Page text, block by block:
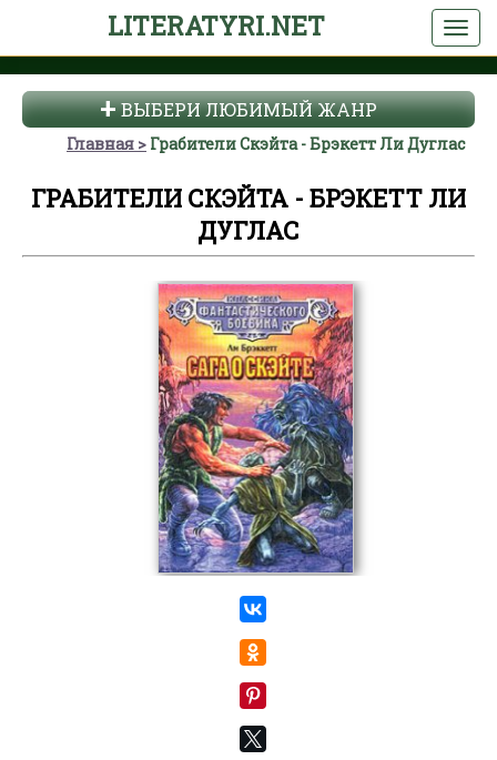
LITERATYRI.NET
ВЫБЕРИ ЛЮБИМЫЙ ЖАНР
Главная Грабители Скэйта - Брэкетт Ли Дуглас
ГРАБИТЕЛИ СКЭЙТА - БРЭКЕТТ ЛИ
ДУГЛАС